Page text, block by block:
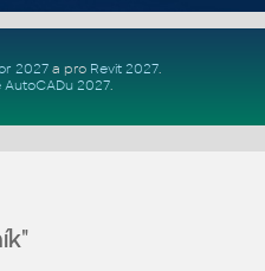
2027a pro Revit 2027.
2027.